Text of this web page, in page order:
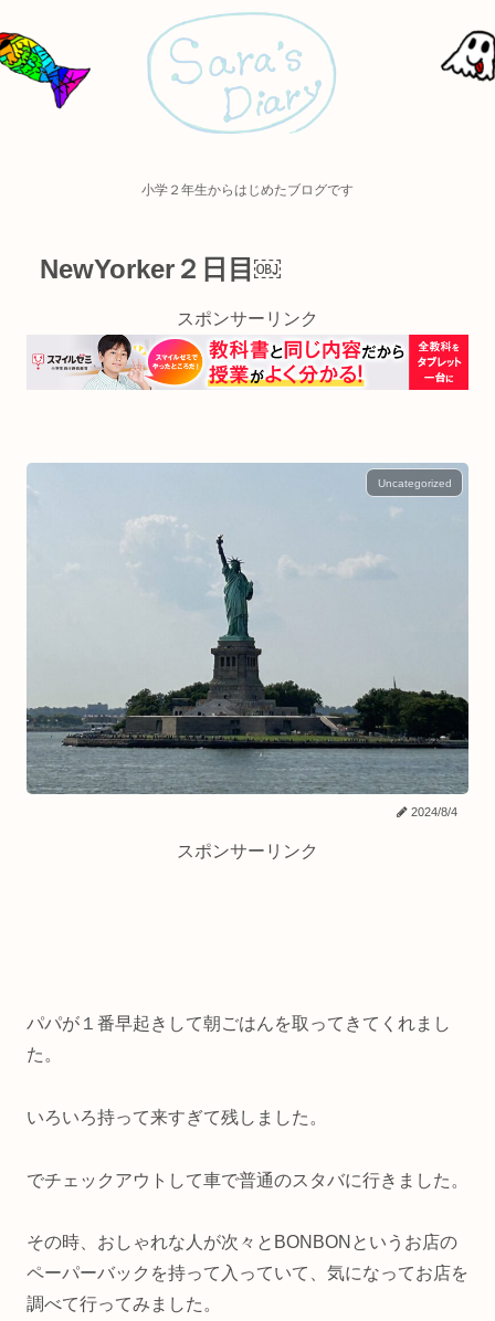
小学２年生からはじめたブログです
NewYorker２日目￼
スポンサーリンク
Uncategorized
2024/8/4
スポンサーリンク
パパが１番早起きして朝ごはんを取ってきてくれまし
た。
いろいろ持って来すぎて残しました。
でチェックアウトして車で普通のスタバに行きました。
その時、おしゃれな人が次々とBONBONというお店の
ペーパーバックを持って入っていて、気になってお店を
調べて行ってみました。